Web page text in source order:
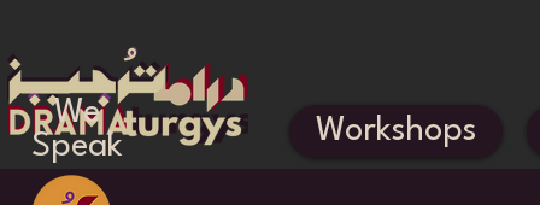
Workshops
We
Speak